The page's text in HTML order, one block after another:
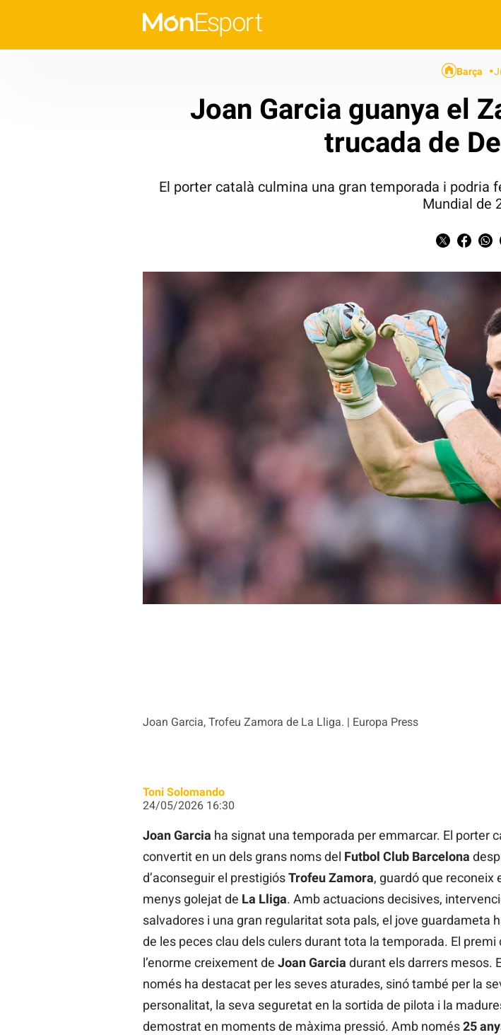
Joan Garcia, Trofeu Zamora de La Lliga. | Europa Press
Barça
Joan Garcia guanya el
trucada de
El porter català culmina una gran temporada i podria
Mundial de
Toni Solomando
24/05/2026 16:30
Joan Garcia ha signat una temporada per emmarcar. El porter
convertit en un dels grans noms del Futbol Club Barcelona
d’aconseguir el prestigiósTrofeu Zamora, guardó que reconeix
menys golejat de La Lliga. Amb actuacions decisives,
salvadores i una gran regularitat sota pals, el jove guardameta
de les peces clau dels culers durant tota la temporada. El premi
l’enorme creixement de Joan Garcia durant els darrers mesos.
només ha destacat per les seves aturades, sinó també per la
personalitat, la seva seguretat en la sortida de pilota i la
demostrat en moments de màxima pressió. Amb només25